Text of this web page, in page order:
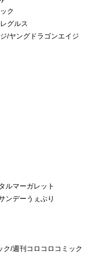
ク
グルス
/ヤングドラゴンエイジ
ルマーガレット
ンデーうぇぶり
ク/週刊コロコロコミック